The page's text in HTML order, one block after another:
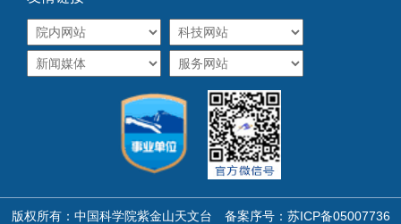
版权所有：中国科学院紫金山天文台 备案序号： 苏ICP备05007736